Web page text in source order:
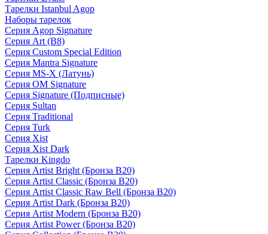
Тарелки Istanbul Agop
Наборы тарелок
Серия Agop Signature
Серия Art (B8)
Серия Custom Special Edition
Серия Mantra Signature
Серия MS-X (Латунь)
Серия OM Signature
Серия Signature (Подписные)
Серия Sultan
Серия Traditional
Серия Turk
Серия Xist
Серия Xist Dark
Тарелки Kingdo
Серия Artist Bright (Бронза B20)
Серия Artist Classic (Бронза B20)
Серия Artist Classic Raw Bell (Бронза B20)
Серия Artist Dark (Бронза B20)
Серия Artist Modern (Бронза B20)
Серия Artist Power (Бронза B20)